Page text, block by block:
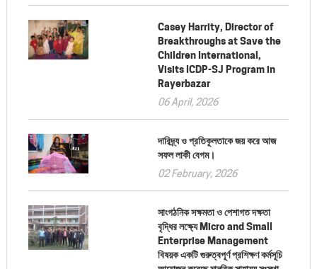
Casey Harrity, Director of
Breakthroughs at Save the
Children International,
Visits ICDP-SJ Program in
Rayerbazar
06 April, 2026
দারিদ্র্য ও প্রতিকূলতাকে জয় করে আজ
সফল লাকী বেগম।
02 February, 2026
সাংগঠনিক সক্ষমতা ও পেশাগত দক্ষতা
বৃদ্ধির লক্ষ্যে Micro and Small
Enterprise Management
বিষয়ক একটি গুরুত্বপূর্ণ প্রশিক্ষণ কর্মসূচি